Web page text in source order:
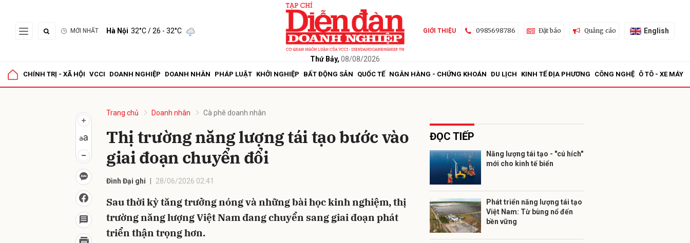
MỚI NHẤT Hà Nội 32°C/ 26 - 32°C
Thứ Bảy, 08/08/2026
GIỚI THIỆU 0985698786 Đặt báo Quảng cáo English
CHÍNH TRỊ - XÃ HỘI VCCI DOANH NGHIỆP DOANH NHÂN PHÁP LUẬT KHỞI NGHIỆP BẤT ĐỘNG SẢN QUỐC TẾ NGÂN HÀNG - CHỨNG KHOÁN DU LỊCH KINH TẾ ĐỊA PHƯƠNG CÔNG NGHỆ Ô TÔ - XE MÁY
Trang chủ Doanh nhân Cà phê doanh nhân
Thị trường năng lượng tái tạo bước vào
giai đoạn chuyển đổi
Đình Đại ghi 28/06/2026 02:41
Sau thời kỳ tăng trưởng nóng và những bài học kinh nghiệm, thị
trường năng lượng Việt Nam đang chuyển sang giai đoạn phát
triển thận trọng hơn.
ĐỌC TIẾP
Năng lượng tái tạo - "cú hích"
mới cho kinh tế biển
Phát triển năng lượng tái tạo
Việt Nam: Từ bùng nổ đến
bền vững
Gửi